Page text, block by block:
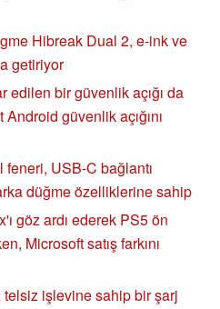
Hibreak Dual 2, e-ink ve
getiriyor
edilen bir güvenlik açığı da
güvenlik açığını
USB-C bağlantı
düğme özelliklerine sahip
göz ardı ederek PS5 ön
Microsoft satış farkını
işlevine sahip bir şarj